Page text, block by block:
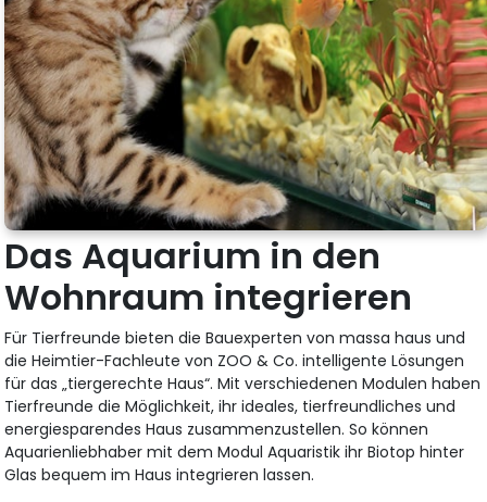
Das Aquarium in den
Wohnraum integrieren
Für Tierfreunde bieten die Bauexperten von massa haus und
die Heimtier-Fachleute von ZOO & Co. intelligente Lösungen
für das „tiergerechte Haus“. Mit verschiedenen Modulen haben
Tierfreunde die Möglichkeit, ihr ideales, tierfreundliches und
energiesparendes Haus zusammenzustellen. So können
Aquarienliebhaber mit dem Modul Aquaristik ihr Biotop hinter
Glas bequem im Haus integrieren lassen.